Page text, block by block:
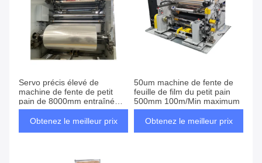
Servo précis élevé de
machine de fente de petit
pain de 8000mm entraîné
par un moteur électrique
Obtenez le meilleur prix
50um machine de fente de
feuille de film du petit pain
500mm 100m/Min maximum
Obtenez le meilleur prix